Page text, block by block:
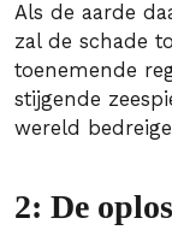
Als de aarde
zal de schade
toenemende
stijgende
wereld
2: De